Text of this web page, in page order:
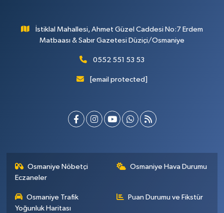
İstiklal Mahallesi, Ahmet Güzel Caddesi No:7 Erdem
Matbaası & Sabır Gazetesi Düziçi/Osmaniye
0552 551 53 53
[email protected]
Osmaniye Nöbetçi
Eczaneler
Osmaniye Hava Durumu
Osmaniye Trafik
Yoğunluk Haritası
Puan Durumu ve Fikstür